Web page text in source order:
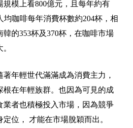
規模上看800億元，且每年約有
均咖啡每年消費杯數約204杯，相
的353杯及370杯，在咖啡市場
。
年輕世代滿滿成為消費主力，
根在年輕族群。也因為可見的成
業者也積極投入市場，因為競爭
位， 才能在市場脫穎而出。